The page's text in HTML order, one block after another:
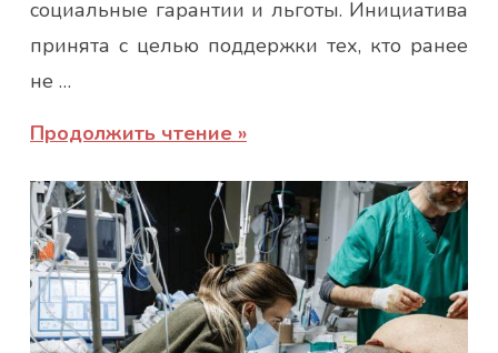
социальные гарантии и льготы. Инициатива
принята с целью поддержки тех, кто ранее
не …
Продолжить чтение